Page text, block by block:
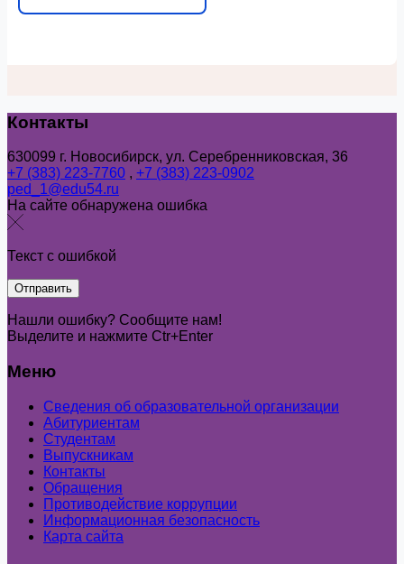
Контакты
630099 г. Новосибирск, ул. Серебренниковская, 36
+7 (383) 223-7760 , +7 (383) 223-0902
ped_1@edu54.ru
На сайте обнаружена ошибка
Текст с ошибкой
Нашли ошибку? Сообщите нам!
Выделите и нажмите Ctr+Enter
Меню
Сведения об образовательной организации
Абитуриентам
Студентам
Выпускникам
Контакты
Обращения
Противодействие коррупции
Информационная безопасность
Карта сайта